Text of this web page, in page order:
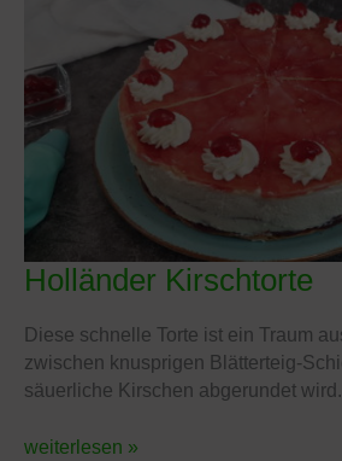
Holländer Kirschtorte
Diese schnelle Torte ist ein Traum
zwischen knusprigen Blätterteig-
säuerliche Kirschen abgerundet wird.
Holländer
weiterlesen »